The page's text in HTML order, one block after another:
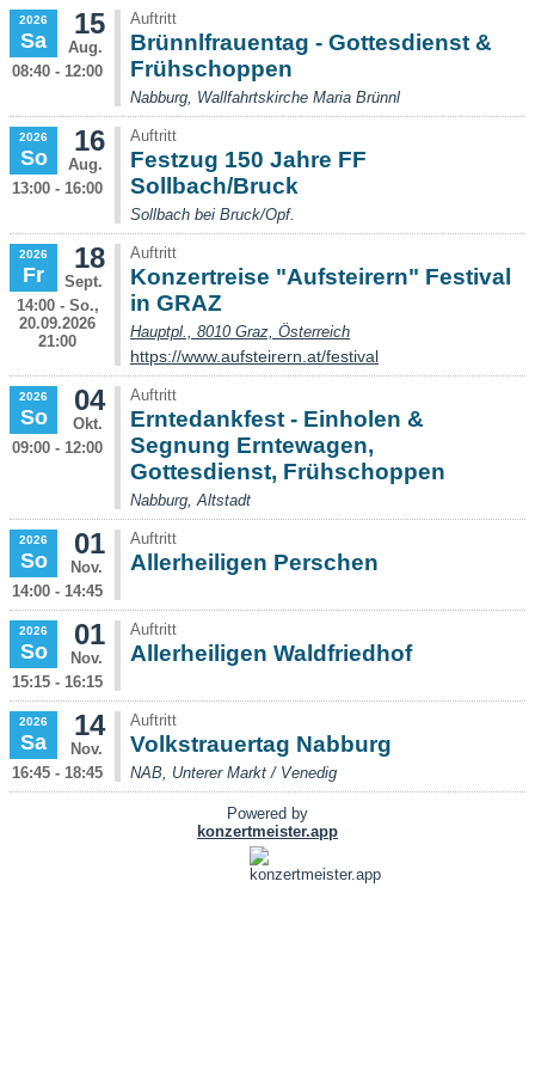
2026
Sa
15
Aug.
08:40 - 12:00
Brünnlfrauentag - Gottesdienst &
Frühschoppen
Auftritt
Nabburg, Wallfahrtskirche Maria Brünnl
2026
So
16
Aug.
13:00 - 16:00
Festzug 150 Jahre FF
Sollbach/Bruck
Auftritt
Sollbach bei Bruck/Opf.
2026
Fr
18
Sept.
14:00 - So.,
20.09.2026
21:00
Konzertreise "Aufsteirern" Festival
in GRAZ
Auftritt
Hauptpl., 8010 Graz, Österreich
https://www.aufsteirern.at/festival
2026
So
04
Okt.
09:00 - 12:00
Erntedankfest - Einholen &
Segnung Erntewagen,
Gottesdienst, Frühschoppen
Auftritt
Nabburg, Altstadt
2026
So
01
Nov.
14:00 - 14:45
Allerheiligen Perschen
Auftritt
2026
So
01
Nov.
15:15 - 16:15
Allerheiligen Waldfriedhof
Auftritt
2026
Sa
14
Nov.
16:45 - 18:45
Volkstrauertag Nabburg
Auftritt
NAB, Unterer Markt / Venedig
Powered by
konzertmeister.app